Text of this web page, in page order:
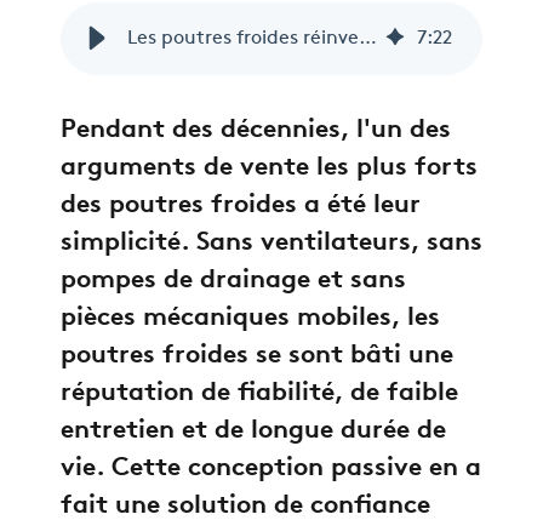
Les poutres froides réinventées : Maintenir la performance dans un monde de débit d'air variable 7:22
Pendant des décennies, l'un des
arguments de vente les plus forts
des poutres froides a été leur
simplicité. Sans ventilateurs, sans
pompes de drainage et sans
pièces mécaniques mobiles, les
poutres froides se sont bâti une
réputation de fiabilité, de faible
entretien et de longue durée de
vie. Cette conception passive en a
fait une solution de confiance